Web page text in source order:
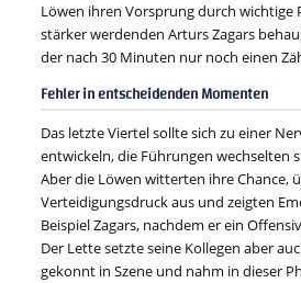
Löwen ihren Vorsprung durch wichtige
stärker werdenden Arturs Zagars
der nach 30 Minuten nur noch einen
Fehler in entscheidenden Momenten
Das letzte Viertel sollte sich zu einer
entwickeln, die Führungen wechselten
Aber die Löwen witterten ihre Chance,
Verteidigungsdruck aus und zeigten
Beispiel Zagars, nachdem er ein
Der Lette setzte seine Kollegen aber
gekonnt in Szene und nahm in dieser